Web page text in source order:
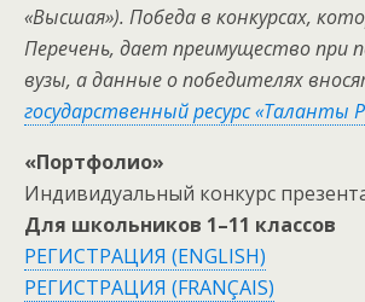
«Высшая»). Победа в конкурсах,
Перечень, дает преимущество при
вузы, а данные о победителях
государственный ресурс «Таланты
«Портфолио»
Индивидуальный конкурс
Для школьников 1–11 классов
РЕГИСТРАЦИЯ (ENGLISH)
РЕГИСТРАЦИЯ (FRANÇAIS)